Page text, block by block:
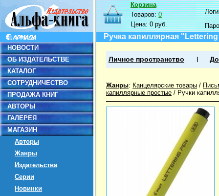
НОВОСТИ
ОБ ИЗДАТЕЛЬСТВЕ
КАТАЛОГ
СОТРУДНИЧЕСТВО
ПРОДАЖА КНИГ
АВТОРЫ
ГАЛЕРЕЯ
МАГАЗИН
Авторы
Жанры
Издательства
Серии
Новинки
Корзина
Товаров:0
Цена:0 руб.
Ручка капиллярная
Личное пространство
Жанры: Канцелярские товары /
капиллярные простые / Ручки